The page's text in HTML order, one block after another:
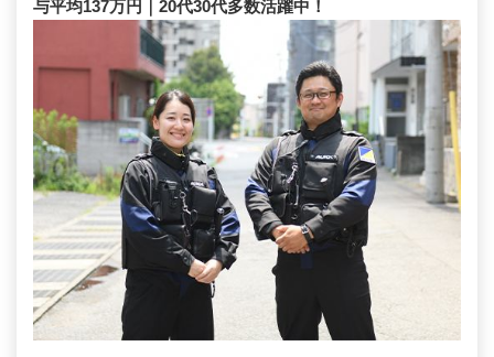
与平均137万円｜20代30代多数活躍中！